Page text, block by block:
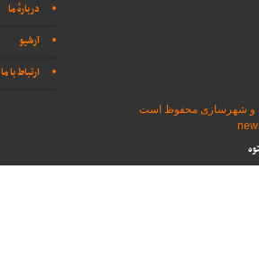
دربارهٔ ما
آرشیو
ارتباط با ما
و شهرسازی محفوظ است